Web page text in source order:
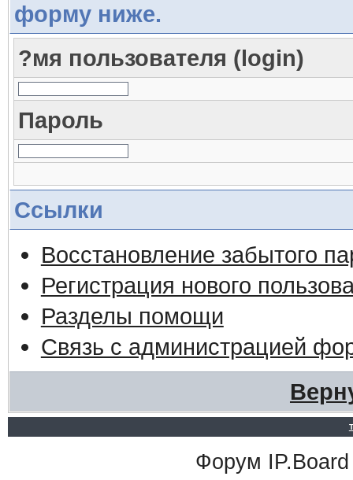
форму ниже.
?мя пользователя (login)
Пароль
Ссылки
Восстановление забытого
Регистрация нового
Разделы помощи
Связь с администрацией
Форум